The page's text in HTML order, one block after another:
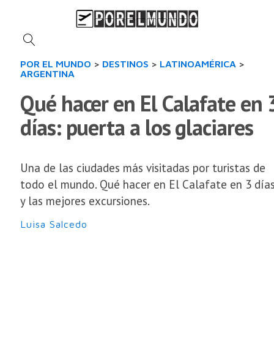
POR EL MUNDO > DESTINOS > LATINOAMÉRICA >
ARGENTINA
Qué hacer en El Calafate en
días: puerta a los glaciares
Una de las ciudades más visitadas por turistas de
todo el mundo. Qué hacer en El Calafate en 3
y las mejores excursiones.
Luisa Salcedo